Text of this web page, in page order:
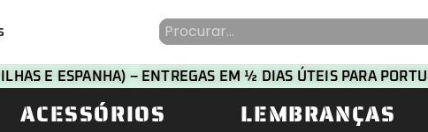
E ESPANHA) – ENTREGAS EM ½ DIAS ÚTEIS PARA
ACESSÓRIOS LEMBRANÇAS